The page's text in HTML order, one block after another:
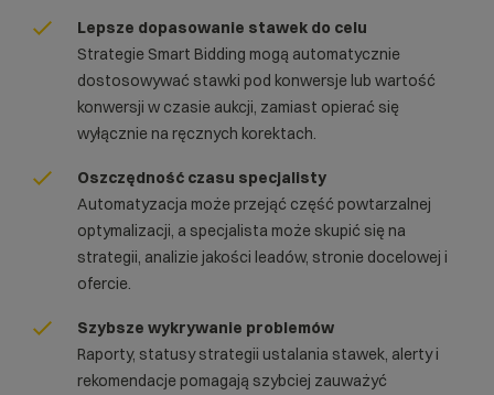
Lepsze dopasowanie stawek do celu
Strategie Smart Bidding mogą automatycznie
dostosowywać stawki pod konwersje lub wartość
konwersji w czasie aukcji, zamiast opierać się
wyłącznie na ręcznych korektach.
Oszczędność czasu specjalisty
Automatyzacja może przejąć część powtarzalnej
optymalizacji, a specjalista może skupić się na
strategii, analizie jakości leadów, stronie docelowej i
ofercie.
Szybsze wykrywanie problemów
Raporty, statusy strategii ustalania stawek, alerty i
rekomendacje pomagają szybciej zauważyć